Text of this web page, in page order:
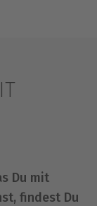
Du mit
findest Du